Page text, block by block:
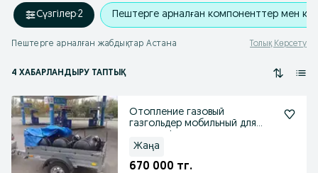
Сүзгілер·2 Пештерге арналған компоненттер мен
Пештерге арналған жабдықтар Астана Толық Көрсету
4 ХАБАРЛАНДЫРУ ТАПТЫҚ
Отопление газовый
газгольдер мобильный для
Жаңа
670 000 тг.